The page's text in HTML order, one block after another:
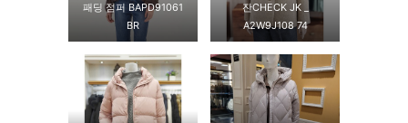
패딩 점퍼 BAPD91061
BR
잔CHECK JK _
A2W9J108 74